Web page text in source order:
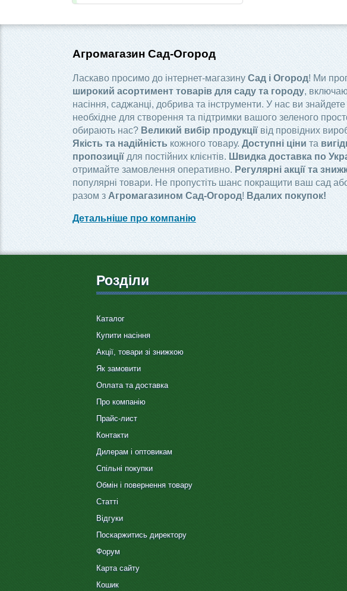
Агромагазин Сад-Огород
Ласкаво просимо до інтернет-магазину Сад і Огород! Ми
широкий асортимент товарів для саду та городу,
насіння, саджанці, добрива та інструменти. У нас ви
необхідне для створення та підтримки вашого зеленого
обирають нас? Великий вибір продукції від провідних
Якість та надійність кожного товару.Доступні ціни та
пропозиціїдля постійних клієнтів. Швидка доставка по
отримайте замовлення оперативно. Регулярні акції та
популярні товари. Не пропустіть шанс покращити ваш сад
разом зАгромагазином Сад-Огород! Вдалих покупок!
Детальніше про компанію
Розділи
Каталог
Купити насіння
Акції, товари зі знижкою
Як замовити
Оплата та доставка
Про компанію
Прайс-лист
Контакти
Дилерам і оптовикам
Спільні покупки
Обмін і повернення товару
Статті
Відгуки
Поскаржитись директору
Форум
Карта сайту
Кошик